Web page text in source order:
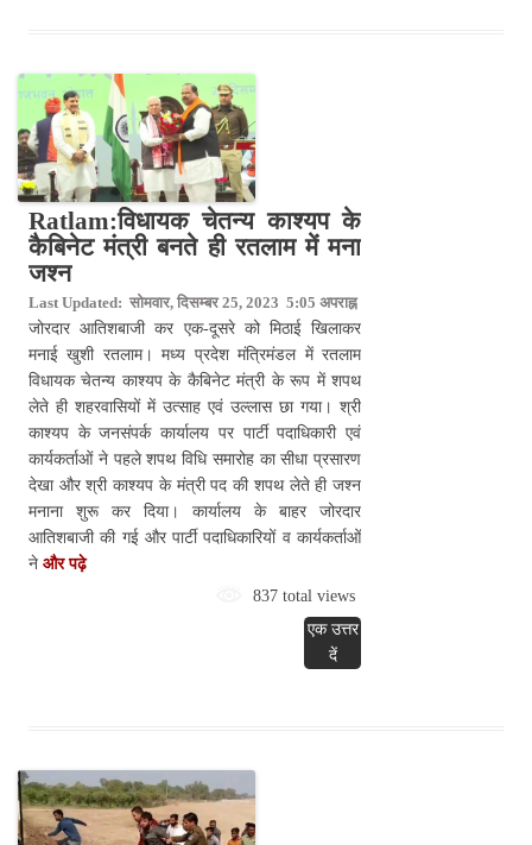
Ratlam:विधायक चेतन्य काश्यप के
कैबिनेट मंत्री बनते ही रतलाम में मना
जश्न
Last Updated: सोमवार, दिसम्बर 25, 2023 5:05 अपराह्न
जोरदार आतिशबाजी कर एक-दूसरे को मिठाई खिलाकर
मनाई खुशी रतलाम। मध्य प्रदेश मंत्रिमंडल में रतलाम
विधायक चेतन्य काश्यप के कैबिनेट मंत्री के रूप में शपथ
लेते ही शहरवासियों में उत्साह एवं उल्लास छा गया। श्री
काश्यप के जनसंपर्क कार्यालय पर पार्टी पदाधिकारी एवं
कार्यकर्ताओं ने पहले शपथ विधि समारोह का सीधा प्रसारण
देखा और श्री काश्यप के मंत्री पद की शपथ लेते ही जश्न
मनाना शुरू कर दिया। कार्यालय के बाहर जोरदार
आतिशबाजी की गई और पार्टी पदाधिकारियों व कार्यकर्ताओं
ने और पढ़े
837 total views
एक उत्तर
दें